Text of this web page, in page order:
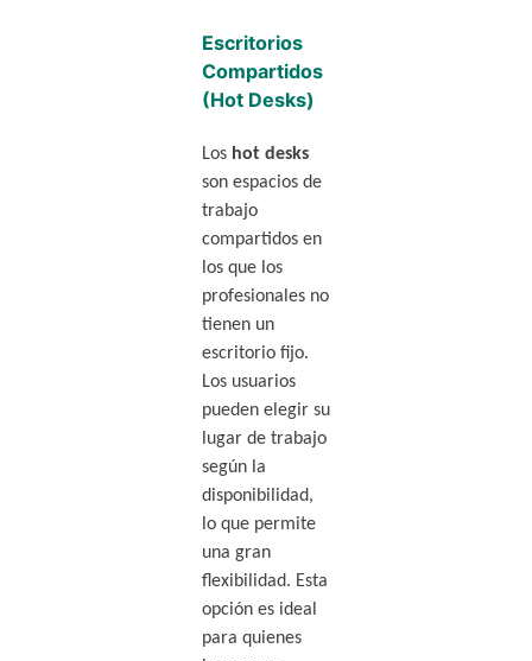
Escritorios
Compartidos
(Hot Desks)
Los hot desks
son espacios de
trabajo
compartidos en
los que los
profesionales no
tienen un
escritorio fijo.
Los usuarios
pueden elegir su
lugar de trabajo
según la
disponibilidad,
lo que permite
una gran
flexibilidad. Esta
opción es ideal
para quienes